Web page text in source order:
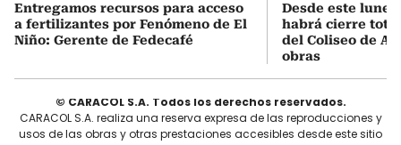
Entregamos recursos para acceso
a fertilizantes por Fenómeno de El
Niño: Gerente de Fedecafé
Desde este lunes
habrá cierre
del Coliseo de
obras
© CARACOL S.A. Todos los derechos reservados.
CARACOL S.A. realiza una reserva expresa de las reproducciones y
usos de las obras y otras prestaciones accesibles desde este sitio